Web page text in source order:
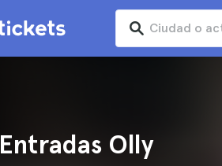
Entradas Olly